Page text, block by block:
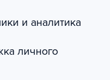
и аналитика
личного